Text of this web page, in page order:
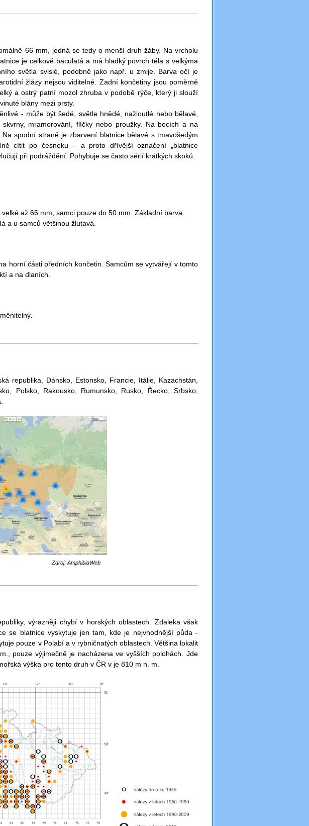
66 mm, jedná se tedy o menší druh žáby. Na vrcholu
je celkově baculatá a má hladký povrch těla s velkýma
světla svislé, podobně jako např. u zmije. Barva očí je
žlázy nejsou viditelné. Zadní končetiny jsou poměrně
a ostrý patní mozol zhruba v podobě rýče, který ji slouží
blány mezi prsty.
- může být šedé, světle hnědé, nažloutlé nebo bělavé,
mramorování, flíčky nebo proužky. Na bocích a na
spodní straně je zbarvení blatnice bělavé s tmavošedým
cítit po česneku – a proto dřívější označení „blatnice
při podráždění. Pohybuje se často sérií krátkých skoků.
až 66 mm, samci pouze do 50 mm. Základní barva
a u samců většinou žlutavá
horní části předních končetin. Samcům se vytvářejí v tomto
a na dlaních
republika, Dánsko, Estonsko, Francie, Itálie, Kazachstán,
Polsko, Rakousko, Rumunsko, Rusko, Řecko, Srbsko,
Zdroj: AmphibiaWeb
výrazněji chybí v horských oblastech. Zdaleka však
se blatnice vyskytuje jen tam, kde je nejvhodnější půda -
pouze v Polabí a v rybničnatých oblastech. Většina lokalit
pouze výjimečně je nacházena ve vyšších polohách. Jde
výška pro tento druh v ČR v je 810 m n. m.